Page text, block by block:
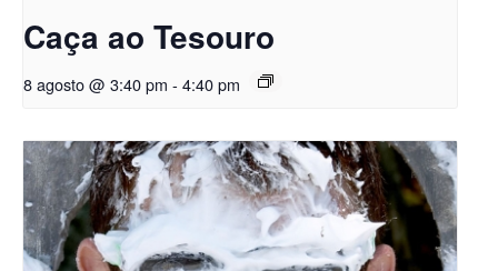
Caça ao Tesouro
8 agosto @ 3:40 pm - 4:40 pm